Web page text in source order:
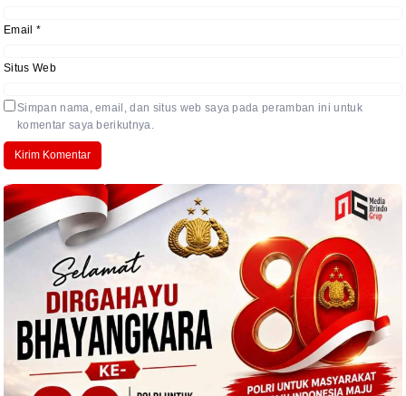
Email *
Situs Web
Simpan nama, email, dan situs web saya pada peramban ini untuk
komentar saya berikutnya.